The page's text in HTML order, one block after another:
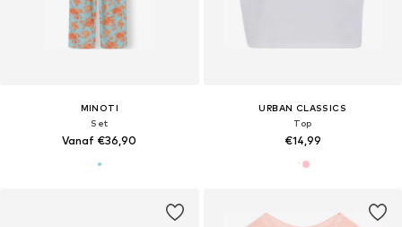
MINOTI
Set
Vanaf €36,90
URBAN CLASSICS
Top
€14,99